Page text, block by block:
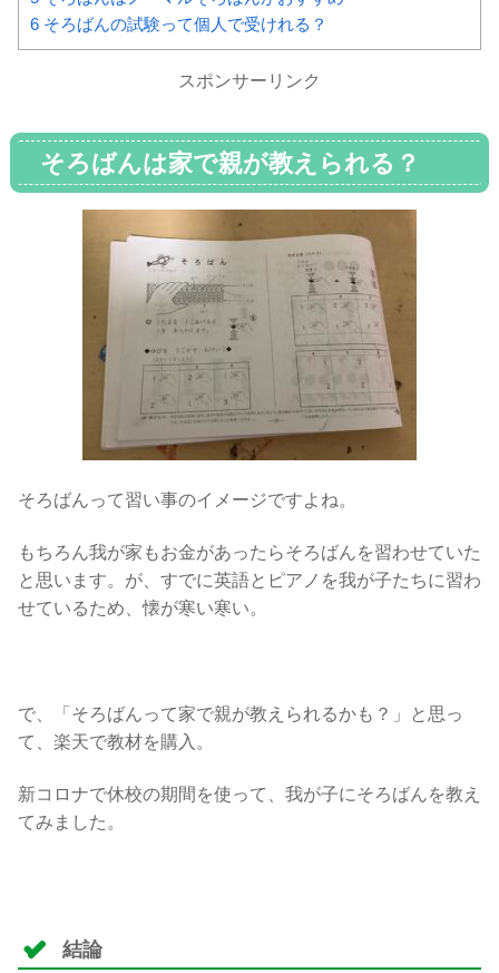
6 そろばんの試験って個人で受けれる？
スポンサーリンク
そろばんは家で親が教えられる？
そろばんって習い事のイメージですよね。
もちろん我が家もお金があったらそろばんを習わせていた
と思います。が、すでに英語とピアノを我が子たちに習わ
せているため、懐が寒い寒い。
で、「そろばんって家で親が教えられるかも？」と思っ
て、楽天で教材を購入。
新コロナで休校の期間を使って、我が子にそろばんを教え
てみました。
結論